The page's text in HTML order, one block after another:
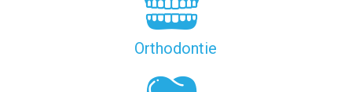
Orthodontie